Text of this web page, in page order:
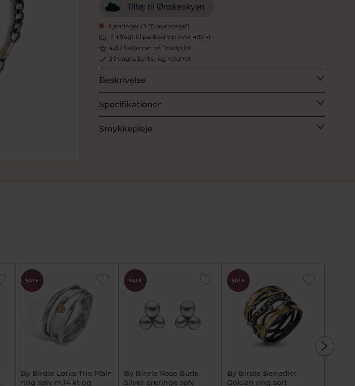
Tilføj til Ønskeskyen
Fjernlager (3-10 hverdage*)
Fri fragt til pakkeshop over 499 kr.
4,8 / 5 stjerner på Trustpilot
30 dages bytte- og returret
Beskrivelse
Specifikationer
Smykkepleje
SALE
By Birdie Lotus Trio Plain
ring sølv m.14 kt og
SALE
By Birdie Rose Buds
Silver øreringe sølv
SALE
By Birdie Benedict
Golden ring sort